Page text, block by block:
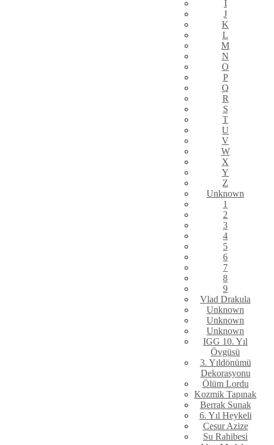
I
J
K
L
M
N
O
P
Q
R
S
T
U
V
W
X
Y
Z
Unknown
1
2
3
4
5
6
7
8
9
Vlad Drakula
Unknown
Unknown
Unknown
IGG 10. Yıl
Övgüsü
3. Yıldönümü
Dekorasyonu
Ölüm Lordu
Kozmik Tapınak
Berrak Sunak
6. Yıl Heykeli
Cesur Azize
Su Rahibesi